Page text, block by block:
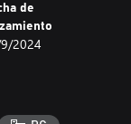
un barco
de
2024